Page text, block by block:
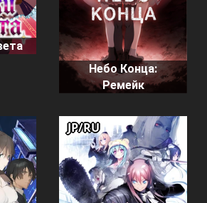
Небо Конца:
Ремейк
JP/RU